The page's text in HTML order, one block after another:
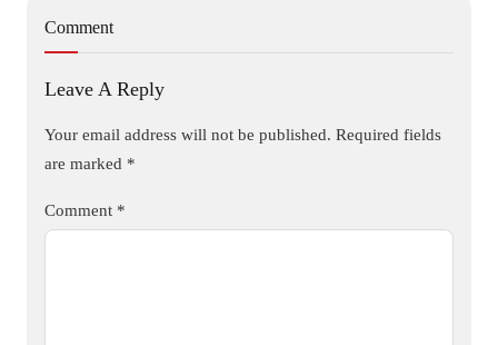
Comment
Leave A Reply
Your email address will not be published. Required fields
are marked *
Comment *